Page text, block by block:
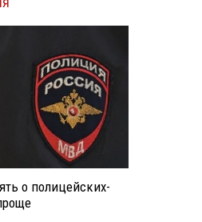
о полицейских-